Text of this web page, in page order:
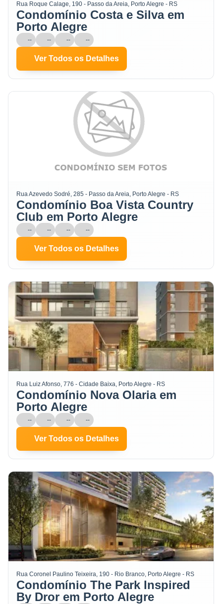
Rua Roque Calage, 190 - Passo da Areia, Porto Alegre - RS
Condomínio Costa e Silva em
Porto Alegre
-- -- -- --
Ver Todos os Detalhes
Rua Azevedo Sodré, 285 - Passo da Areia, Porto Alegre - RS
Condomínio Boa Vista Country
Club em Porto Alegre
-- -- -- --
Ver Todos os Detalhes
Rua Luiz Afonso, 776 - Cidade Baixa, Porto Alegre - RS
Condomínio Nova Olaria em
Porto Alegre
-- -- -- --
Ver Todos os Detalhes
Rua Coronel Paulino Teixeira, 190 - Rio Branco, Porto Alegre - RS
Condomínio The Park Inspired
By Dror em Porto Alegre